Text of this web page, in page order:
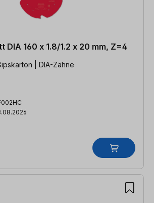
DIA 160 x 1.8/1.2 x 20 mm, Z=4
| DIA-Zähne